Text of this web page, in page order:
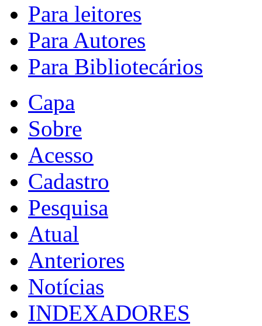
Para leitores
Para Autores
Para Bibliotecários
Capa
Sobre
Acesso
Cadastro
Pesquisa
Atual
Anteriores
Notícias
INDEXADORES